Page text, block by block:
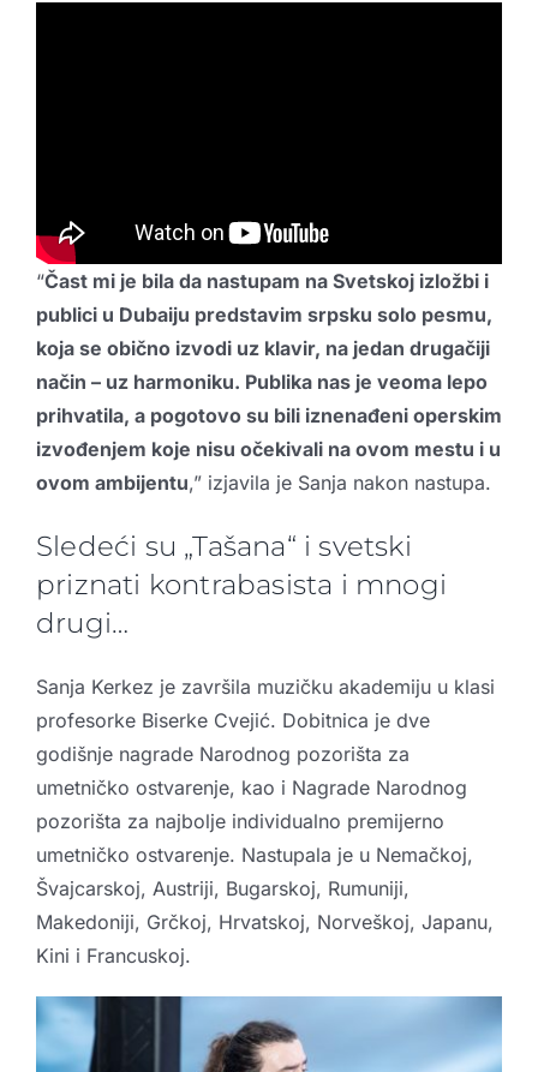
“Čast mi je bila da nastupam na Svetskoj izložbi i
publici u Dubaiju predstavim srpsku solo pesmu,
koja se obično izvodi uz klavir, na jedan drugačiji
način – uz harmoniku. Publika nas je veoma lepo
prihvatila, a pogotovo su bili iznenađeni operskim
izvođenjem koje nisu očekivali na ovom mestu i u
ovom ambijentu,” izjavila je Sanja nakon nastupa.
Sledeći su „Tašana“ i svetski
priznati kontrabasista i mnogi
drugi…
Sanja Kerkez je završila muzičku akademiju u klasi
profesorke Biserke Cvejić. Dobitnica je dve
godišnje nagrade Narodnog pozorišta za
umetničko ostvarenje, kao i Nagrade Narodnog
pozorišta za najbolje individualno premijerno
umetničko ostvarenje. Nastupala je u Nemačkoj,
Švajcarskoj, Austriji, Bugarskoj, Rumuniji,
Makedoniji, Grčkoj, Hrvatskoj, Norveškoj, Japanu,
Kini i Francuskoj.